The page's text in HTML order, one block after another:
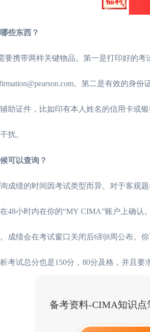
些东西？
要携带两样关键物品。第一是打印好的
。第二是有效的
助证件，比如印有本人姓名的信用卡或
扰。
可以查询？
成绩的时间因考试类型而异。对于客观
48小时内在你的“MY CIMA”账户上确认
成绩会在考试窗口关闭后6到8周公布。
考试总分也是150分，80分及格，并且要
备考资料-CIMA知识点